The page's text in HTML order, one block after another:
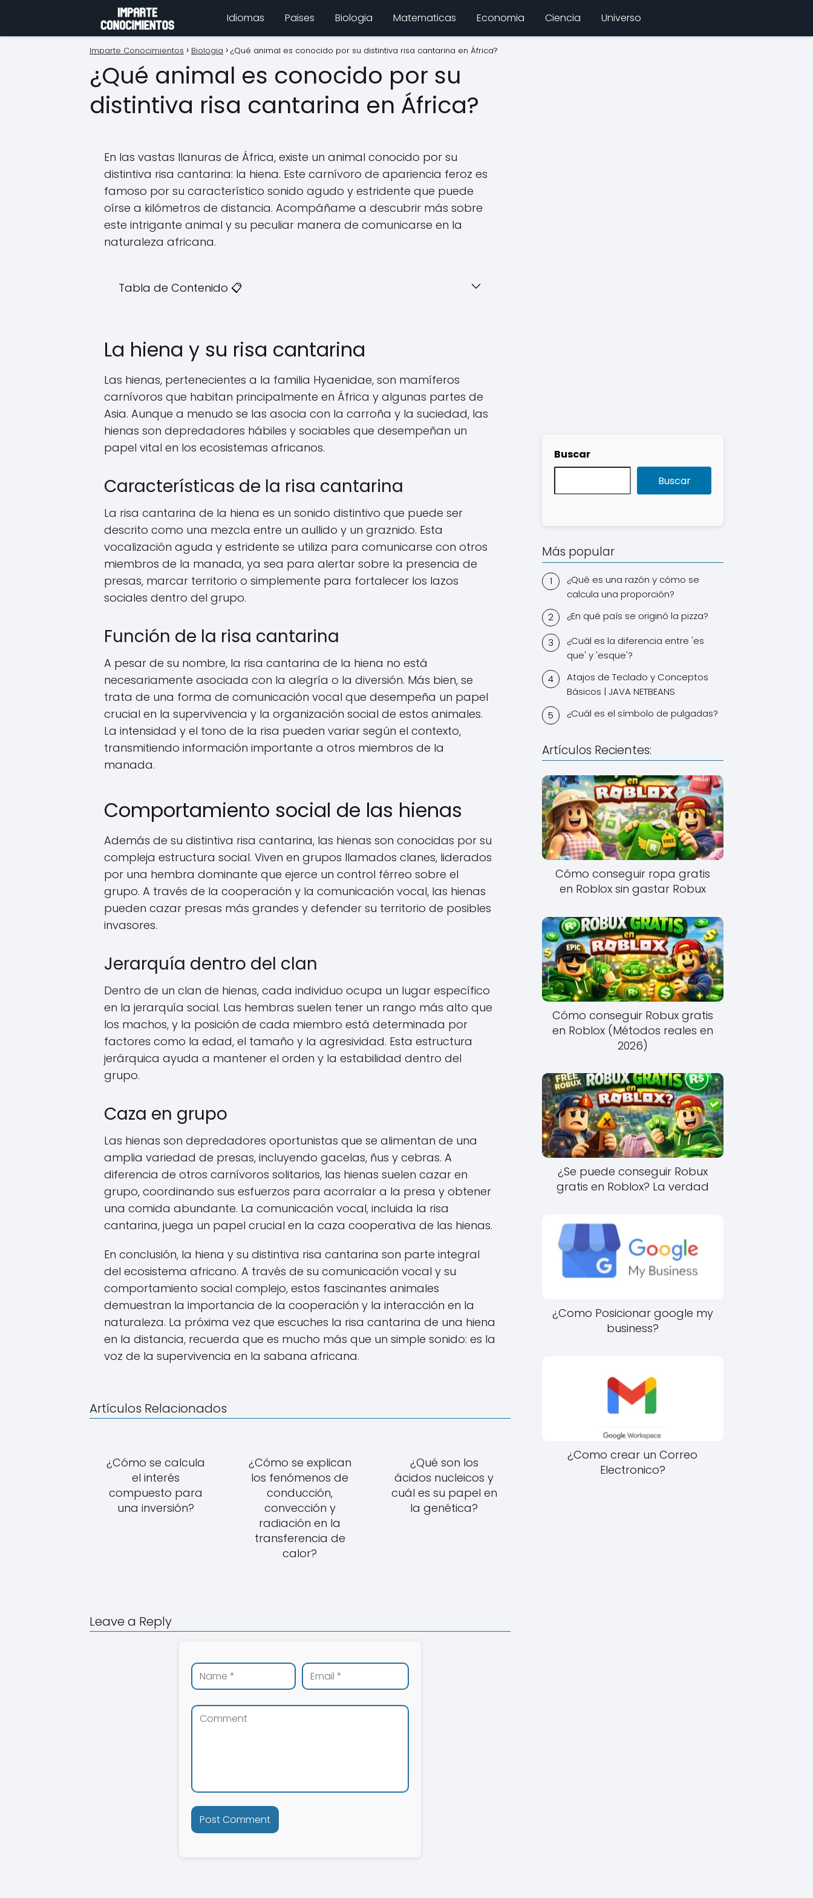
Idiomas Paises Biologia Matematicas Economia Ciencia Universo
Imparte Conocimientos Biologia ¿Qué animal es conocido por su distintiva risa cantarina en África?
¿Qué animal es conocido por su
distintiva risa cantarina en África?
En las vastas llanuras de África, existe un animal conocido por su
distintiva risa cantarina: la hiena. Este carnívoro de apariencia feroz es
famoso por su característico sonido agudo y estridente que puede
oírse a kilómetros de distancia. Acompáñame a descubrir más sobre
este intrigante animal y su peculiar manera de comunicarse en la
naturaleza africana.
Tabla de Contenido 📋
La hiena y su risa cantarina
Las hienas, pertenecientes a la familia Hyaenidae, son mamíferos
carnívoros que habitan principalmente en África y algunas partes de
Asia. Aunque a menudo se las asocia con la carroña y la suciedad, las
hienas son depredadores hábiles y sociables que desempeñan un
papel vital en los ecosistemas africanos.
Características de la risa cantarina
La risa cantarina de la hiena es un sonido distintivo que puede ser
descrito como una mezcla entre un aullido y un graznido. Esta
vocalización aguda y estridente se utiliza para comunicarse con otros
miembros de la manada, ya sea para alertar sobre la presencia de
presas, marcar territorio o simplemente para fortalecer los lazos
sociales dentro del grupo.
Función de la risa cantarina
A pesar de su nombre, la risa cantarina de la hiena no está
necesariamente asociada con la alegría o la diversión. Más bien, se
trata de una forma de comunicación vocal que desempeña un papel
crucial en la supervivencia y la organización social de estos animales.
La intensidad y el tono de la risa pueden variar según el contexto,
transmitiendo información importante a otros miembros de la
manada.
Comportamiento social de las hienas
Además de su distintiva risa cantarina, las hienas son conocidas por su
compleja estructura social. Viven en grupos llamados clanes, liderados
por una hembra dominante que ejerce un control férreo sobre el
grupo. A través de la cooperación y la comunicación vocal, las hienas
pueden cazar presas más grandes y defender su territorio de posibles
invasores.
Jerarquía dentro del clan
Dentro de un clan de hienas, cada individuo ocupa un lugar específico
en la jerarquía social. Las hembras suelen tener un rango más alto que
los machos, y la posición de cada miembro está determinada por
factores como la edad, el tamaño y la agresividad. Esta estructura
jerárquica ayuda a mantener el orden y la estabilidad dentro del
grupo.
Caza en grupo
Las hienas son depredadores oportunistas que se alimentan de una
amplia variedad de presas, incluyendo gacelas, ñus y cebras. A
diferencia de otros carnívoros solitarios, las hienas suelen cazar en
grupo, coordinando sus esfuerzos para acorralar a la presa y obtener
una comida abundante. La comunicación vocal, incluida la risa
cantarina, juega un papel crucial en la caza cooperativa de las hienas.
En conclusión, la hiena y su distintiva risa cantarina son parte integral
del ecosistema africano. A través de su comunicación vocal y su
comportamiento social complejo, estos fascinantes animales
demuestran la importancia de la cooperación y la interacción en la
naturaleza. La próxima vez que escuches la risa cantarina de una hiena
en la distancia, recuerda que es mucho más que un simple sonido: es la
voz de la supervivencia en la sabana africana.
Artículos Relacionados
¿Cómo se calcula
el interés
compuesto para
una inversión?
¿Cómo se explican
los fenómenos de
conducción,
convección y
radiación en la
transferencia de
calor?
¿Qué son los
ácidos nucleicos y
cuál es su papel en
la genética?
Leave a Reply
Buscar
Buscar
Más popular
¿Qué es una razón y cómo se
calcula una proporción?
¿En qué país se originó la pizza?
¿Cuál es la diferencia entre 'es
que' y 'esque'?
Atajos de Teclado y Conceptos
Básicos | JAVA NETBEANS
¿Cuál es el símbolo de pulgadas?
Artículos Recientes:
Cómo conseguir ropa gratis
en Roblox sin gastar Robux
Cómo conseguir Robux gratis
en Roblox (Métodos reales en
2026)
¿Se puede conseguir Robux
gratis en Roblox? La verdad
¿Como Posicionar google my
business?
¿Como crear un Correo
Electronico?